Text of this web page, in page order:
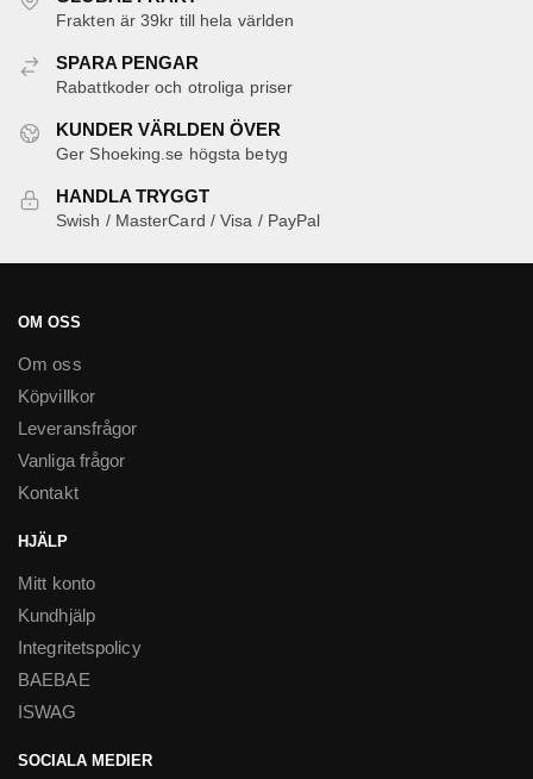
De
alternativen
kan
väljas
på
Frakten är 39kr till hela världen
SPARA PENGAR
Rabattkoder och otroliga priser
KUNDER VÄRLDEN ÖVER
Ger Shoeking.se högsta betyg
HANDLA TRYGGT
Swish / MasterCard / Visa / PayPal
OM OSS
Om oss
Köpvillkor
Leveransfrågor
Vanliga frågor
Kontakt
HJÄLP
Mitt konto
Kundhjälp
Integritetspolicy
BAEBAE
ISWAG
SOCIALA MEDIER